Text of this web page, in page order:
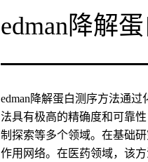
edman降解
edman降解蛋白测序方法通
法具有极高的精确度和可靠
制探索等多个领域。在基础
作用网络。在医药领域，该